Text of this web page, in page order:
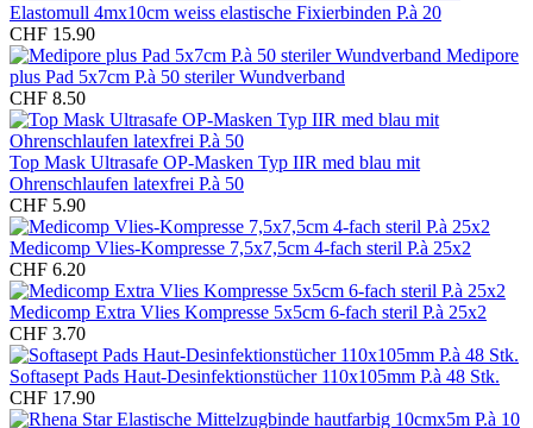
Elastomull 4mx10cm weiss elastische Fixierbinden P.à 20
CHF 15.90
Medipore
plus Pad 5x7cm P.à 50 steriler Wundverband
CHF 8.50
Top Mask Ultrasafe OP-Masken Typ IIR med blau mit
Ohrenschlaufen latexfrei P.à 50
CHF 5.90
Medicomp Vlies-Kompresse 7,5x7,5cm 4-fach steril P.à 25x2
CHF 6.20
Medicomp Extra Vlies Kompresse 5x5cm 6-fach steril P.à 25x2
CHF 3.70
Softasept Pads Haut-Desinfektionstücher 110x105mm P.à 48 Stk.
CHF 17.90